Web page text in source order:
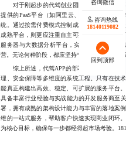
对于刚起步的代驾创业团队，资源有限，不
提供的PaaS平台（如阿里云、腾讯云），利
统。通过按需付费模式控制成本，待用户量增
成熟平台，则更应注重自主可控与性能优化。
服务器与大数据分析平台，实现对订单流、
营。无论何种阶段，都应坚持“以用户为中心”
综上所述，代驾APP的部署绝非简单的代码
理、安全保障等多维度的系统工程。只有在技
能真正构建出高效、稳定、可扩展的服务平台
具备丰富行业经验与实战能力的开发服务商至
署，拥有成熟的架构设计能力与丰富的落地案
维的一站式服务，帮助客户快速实现商业闭环
为核心目标，确保每一步都经得起市场考验。
咨询热线
18140119082
回到顶部